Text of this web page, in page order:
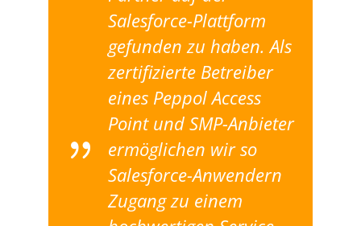
Salesforce-Plattform
gefunden zu haben. Als
zertifizierte Betreiber
eines Peppol Access
Point und SMP-Anbieter
ermöglichen wir so
Salesforce-Anwendern
Zugang zu einem